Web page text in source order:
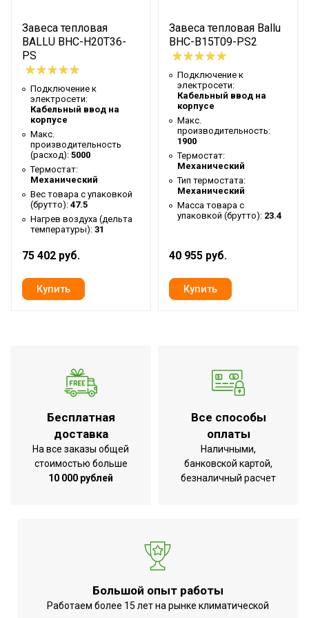
температуры)
Высота упаковки товара
32.5
Гарантийный документ
Гарантийный талон
Уровень шума на
расстоянии 5м
Глубина упаковки товара
38.5
Макс. высота установки
4.5
Цвет корпуса
Белый
Ширина упаковки товара
154
Бренд
Ballu
мощность
0.22
Тип нагревательного
элемента
Без нагрева
Professional Standard 2
Высота товара
Глубина товара
Срок службы
7 лет
Регулировка скорости
Гарантия 3
года;Индикация
термоста
Завеса тепловая
BALLU BHC-H20T36-
PS
Подключение к
электросети:
Кабельный ввод на
корпусе
Макс.
производительность
(расход): 5000
Термостат:
Механический
Вес товара с упаковкой
(брутто): 47.5
Нагрев воздуха (дельта
температуры): 31
75 402 руб.
Завеса тепловая Ballu
BHC-B15T09-PS2
Подключение к
электросети:
Кабельный ввод на
корпусе
Макс.
производительность:
1900
Термостат:
Механический
Тип термостата:
Механический
Масса товара с
упаковкой (брутто): 23.4
40 955 руб.
Бесплатная
доставка
На все заказы общей
стоимостью больше
10 000 рублей
Все способы
оплаты
Наличными,
банковской картой,
безналичный расчет
Большой опыт работы
Работаем более 15 лет на рынке климатической